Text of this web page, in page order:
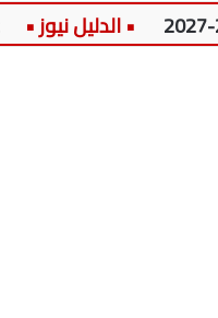
عاجل: